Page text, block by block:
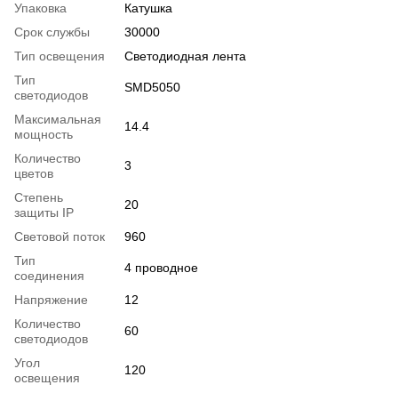
Упаковка
Катушка
Срок службы
30000
Тип освещения
Светодиодная лента
Тип
светодиодов
SMD5050
Максимальная
мощность
14.4
Количество
цветов
3
Степень
защиты IP
20
Световой поток
960
Тип
соединения
4 проводное
Напряжение
12
Количество
светодиодов
60
Угол
освещения
120